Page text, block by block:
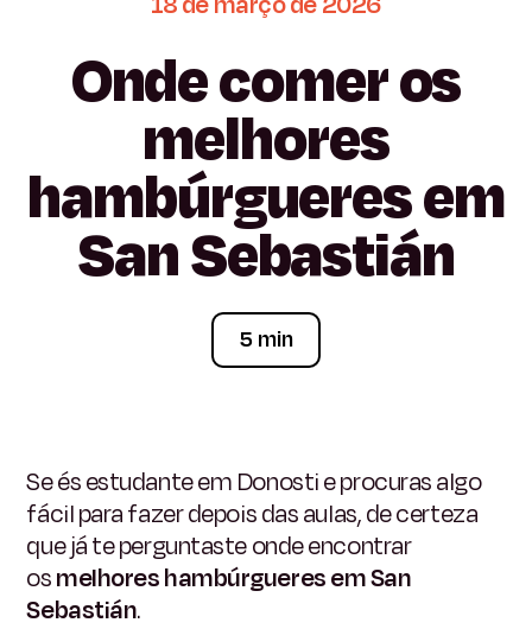
Ondecomeros
melhores
hambúrgueresem
SanSebastián
5 min
Se és estudante em Donosti e procuras algo
fácil para fazer depois das aulas, de certeza
que já te perguntaste onde encontrar
osmelhores hambúrgueres em San
Sebastián.